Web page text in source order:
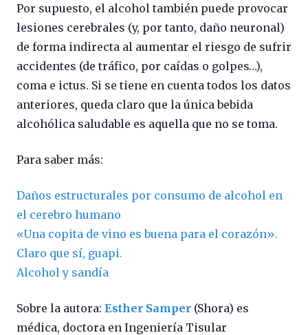
Por supuesto, el alcohol también puede provocar
lesiones cerebrales (y, por tanto, daño neuronal)
de forma indirecta al aumentar el riesgo de sufrir
accidentes (de tráfico, por caídas o golpes…),
coma e ictus. Si se tiene en cuenta todos los datos
anteriores, queda claro que la única bebida
alcohólica saludable es aquella que no se toma.
Para saber más:
Daños estructurales por consumo de alcohol en
el cerebro humano
«Una copita de vino es buena para el corazón».
Claro que sí, guapi.
Alcohol y sandía
Sobre la autora: Esther Samper (Shora) es
médica, doctora en Ingeniería Tisular